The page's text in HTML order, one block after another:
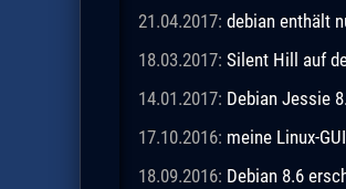
21.04.2017: debian enthält
18.03.2017: Silent Hill auf
14.01.2017: Debian Jessie
17.10.2016: meine Linux-GUI
18.09.2016: Debian 8.6